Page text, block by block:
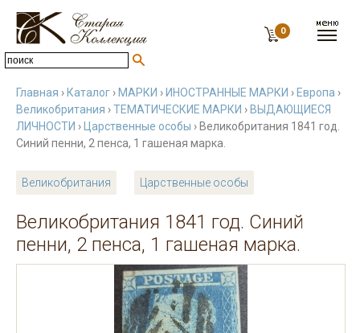
0
Главная › Каталог › МАРКИ › ИНОСТРАННЫЕ МАРКИ › Европа ›
Великобритания ›ТЕМАТИЧЕСКИЕ МАРКИ › ВЫДАЮЩИЕСЯ
ЛИЧНОСТИ › Царственные особы › Великобритания 1841 год.
Синий пенни, 2 пенса, 1 гашеная марка.
Великобритания Царственные особы
Великобритания 1841 год. Синий
пенни, 2 пенса, 1 гашеная марка.